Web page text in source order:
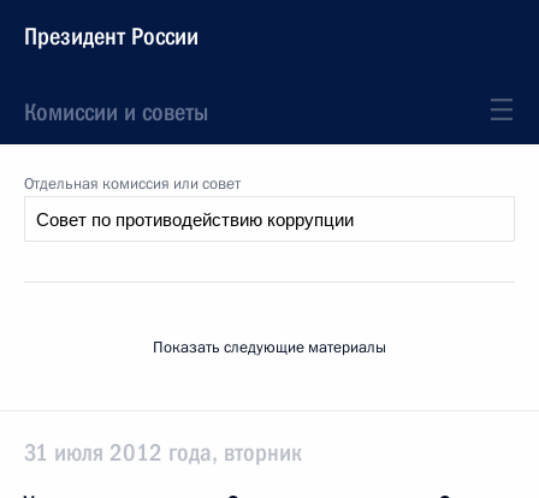
Президент России
Комиссии и советы
Отдельная комиссия или совет
Показать следующие материалы
31 июля 2012 года, вторник